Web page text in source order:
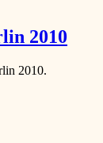
2010
2010.